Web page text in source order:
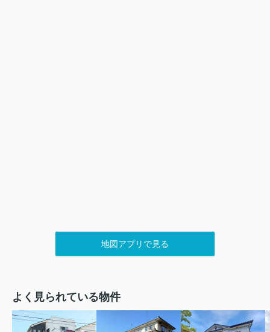
地図アプリで見る
よく見られている物件